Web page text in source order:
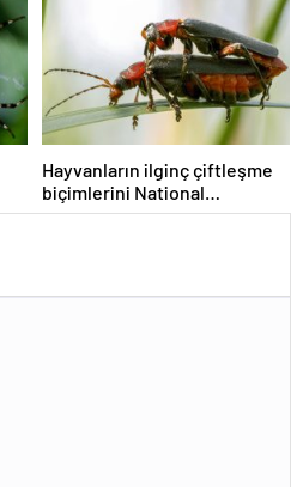
Hayvanların ilginç çiftleşme
biçimlerini National
Geographic görüntüledi.